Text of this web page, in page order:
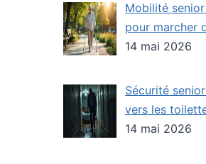
Mobilité
pour marcher
14 mai 2026
Sécurité
vers les
14 mai 2026